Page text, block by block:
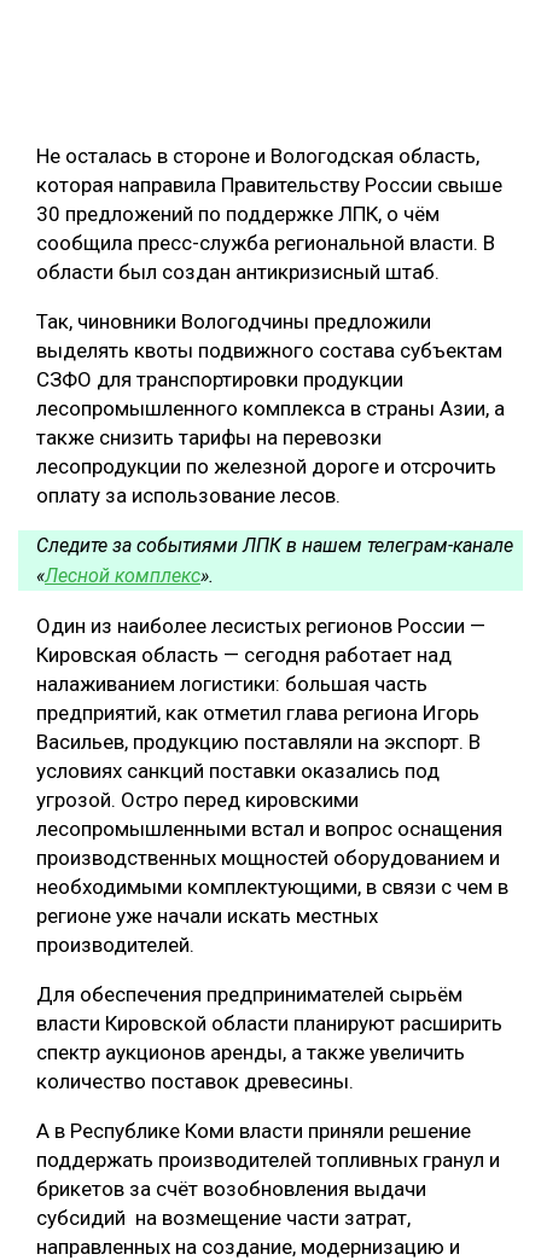
Не осталась в стороне и Вологодская область,
которая направила Правительству России свыше
30 предложений по поддержке ЛПК, о чём
сообщила пресс-служба региональной власти. В
области был создан антикризисный штаб.
Так, чиновники Вологодчины предложили
выделять квоты подвижного состава субъектам
СЗФО для транспортировки продукции
лесопромышленного комплекса в страны Азии, а
также снизить тарифы на перевозки
лесопродукции по железной дороге и отсрочить
оплату за использование лесов.
Следите за событиями ЛПК в нашем телеграм-канале
«Лесной комплекс».
Один из наиболее лесистых регионов России —
Кировская область — сегодня работает над
налаживанием логистики: большая часть
предприятий, как отметил глава региона Игорь
Васильев, продукцию поставляли на экспорт. В
условиях санкций поставки оказались под
угрозой. Остро перед кировскими
лесопромышленными встал и вопрос оснащения
производственных мощностей оборудованием и
необходимыми комплектующими, в связи с чем в
регионе уже начали искать местных
производителей.
Для обеспечения предпринимателей сырьём
власти Кировской области планируют расширить
спектр аукционов аренды, а также увеличить
количество поставок древесины.
А в Республике Коми власти приняли решение
поддержать производителей топливных гранул и
брикетов за счёт возобновления выдачи
субсидий на возмещение части затрат,
направленных на создание, модернизацию и